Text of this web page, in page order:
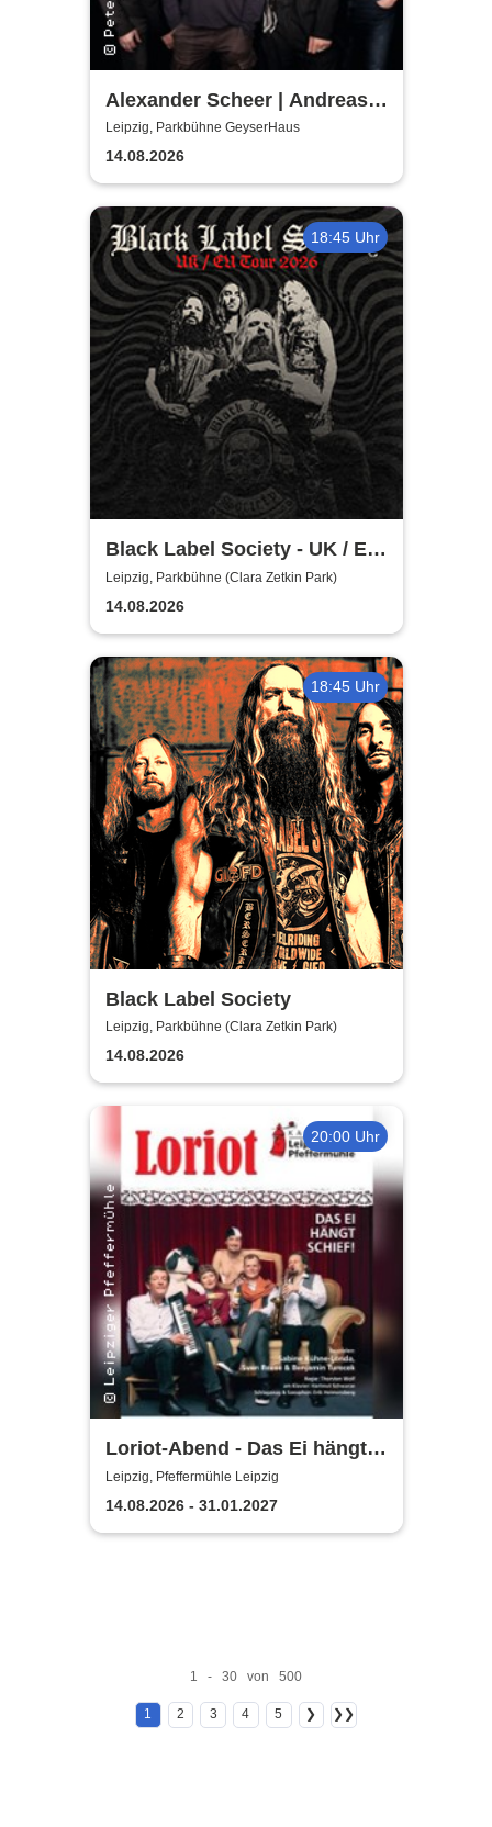
Alexander Scheer | Andreas
Dresen & Band spielen (nicht
nur) Gundermann
Leipzig, Parkbühne GeyserHaus
14.08.2026
18:45 Uhr
Black Label Society - UK / EU
TOUR 2026
Leipzig, Parkbühne (Clara Zetkin Park)
14.08.2026
18:45 Uhr
Black Label Society
Leipzig, Parkbühne (Clara Zetkin Park)
14.08.2026
20:00 Uhr
Loriot-Abend - Das Ei hängt
schief | Kabarett Leipziger
Pfeffermühle
Leipzig, Pfeffermühle Leipzig
14.08.2026 - 31.01.2027
1 - 30 von 500
1 2 3 4 5 ❯ ❯❯